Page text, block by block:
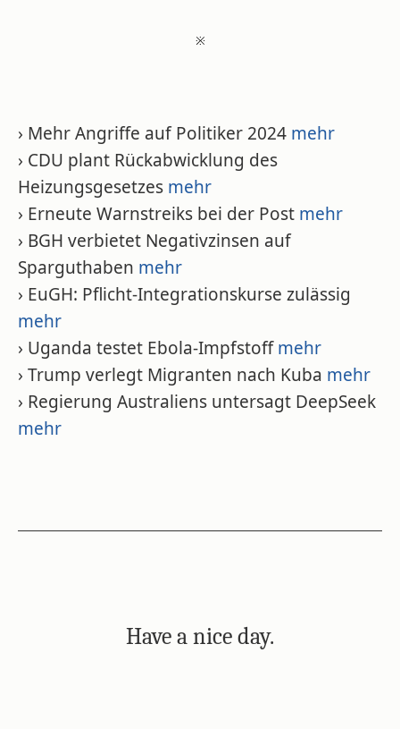
※
› Mehr Angriffe auf Politiker 2024 mehr
› CDU plant Rückabwicklung des
Heizungsgesetzes mehr
› Erneute Warnstreiks bei der Post mehr
› BGH verbietet Negativzinsen auf
Sparguthaben mehr
› EuGH: Pflicht-Integrationskurse zulässig
mehr
› Uganda testet Ebola-Impfstoffmehr
› Trump verlegt Migranten nach Kuba mehr
› Regierung Australiens untersagt DeepSeek
mehr
Have a nice day.